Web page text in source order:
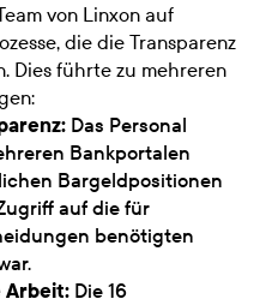
von Linxon auf
die die Transparenz
Dies führte zu mehreren
Das Personal
Bankportalen
Bargeldpositionen
auf die für
benötigten
Arbeit: Die 16